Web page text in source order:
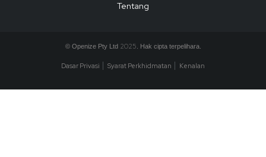
Tentang
© Openize Pty Ltd 2025 . Hak cipta terpelihara.
Dasar Privasi Syarat Perkhidmatan Kenalan